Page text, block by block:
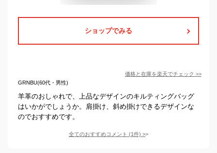
ショップでみる
価格と在庫を楽天でチェック >>
GRNBU(60代・男性)
羊革のおしゃれで、上品なデザインのキルティングバッグ
はいかがでしょうか。肩掛け、斜め掛けできるデザインな
のでおすすめです。
全てのおすすめコメント (1件) >